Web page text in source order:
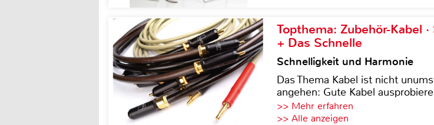
Topthema: Zubehör-Kabel
+ Das Schnelle
Schnelligkeit und Harmonie
Das Thema Kabel ist nicht
angehen: Gute Kabel
>> Mehr erfahren
>> Alle anzeigen